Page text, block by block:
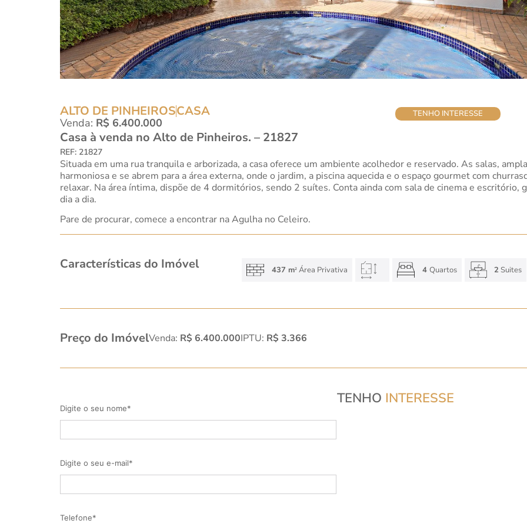
ALTO DE PINHEIROSCASA
Venda: R$ 6.400.000
TENHO INTERESSE
Casa à venda no Alto de Pinheiros. – 21827
REF: 21827
Situada em uma rua tranquila e arborizada, a casa oferece um ambiente acolhedor e reservado. As salas,
harmoniosa e se abrem para a área externa, onde o jardim, a piscina aquecida e o espaço gourmet com
relaxar. Na área íntima, dispõe de 4 dormitórios, sendo 2 suítes. Conta ainda com sala de cinema e
dia a dia.
Pare de procurar, comece a encontrar na Agulha no Celeiro.
Características do Imóvel 437 m2Área Privativa 4 Quartos 2 Suites
Preço do ImóvelVenda: R$ 6.400.000IPTU: R$ 3.366
TENHO INTERESSE
Digite o seu nome*
Digite o seu e-mail*
Telefone*